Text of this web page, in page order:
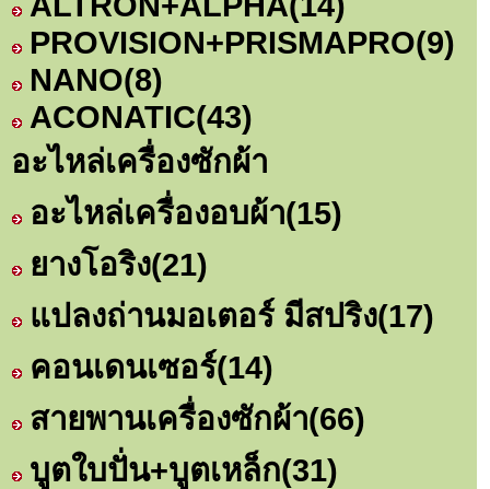
PROVISION+PRISMAPRO(9)
NANO(8)
ACONATIC(43)
อะไหล่เครื่องซักผ้า
อะไหล่เครื่องอบผ้า(15)
ยางโอริง(21)
แปลงถ่านมอเตอร์ มีสปริง(17)
คอนเดนเซอร์(14)
สายพานเครื่องซักผ้า(66)
บูตใบปั่น+บูตเหล็ก(31)